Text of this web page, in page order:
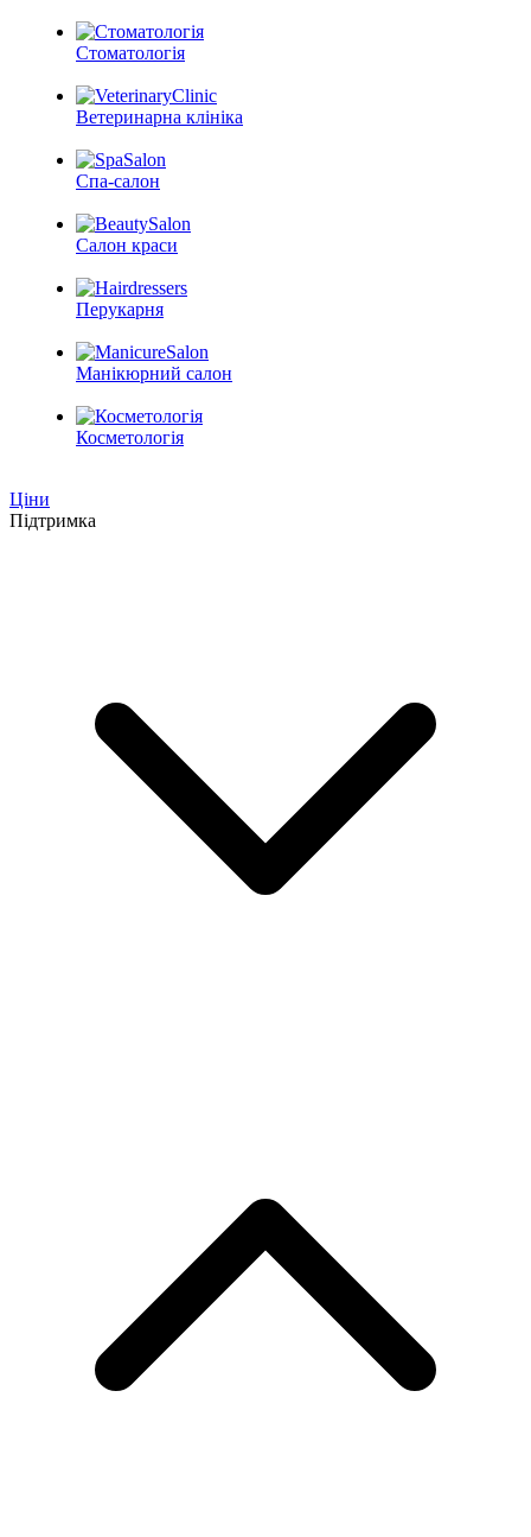
Стоматологія
Ветеринарна клініка
Спа-салон
Салон краси
Перукарня
Манікюрний салон
Косметологія
Ціни
Підтримка